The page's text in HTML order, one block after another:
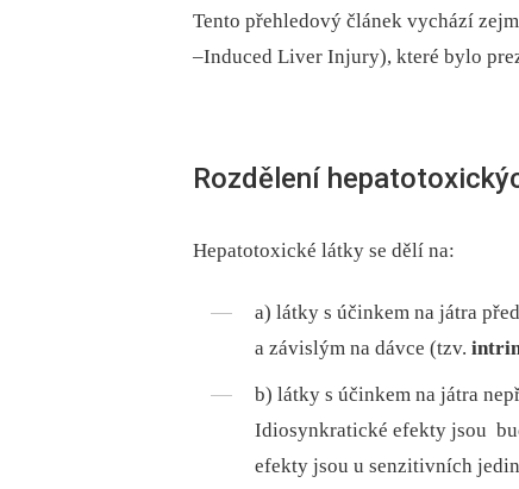
Tento přehledový článek vychází
–Induced Liver Injury), které bylo
Rozdělení
Hepatotoxické látky se dělí na:
a) látky s účinkem na játra
a závislým na dávce (tzv.
b) látky s účinkem na játra
Idiosynkratické efekty jsou
efekty jsou u senzitivních